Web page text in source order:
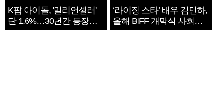
K팝 아이돌, '밀리언셀러'
단 1.6%…30년간 등장
1182개팀 전수조사
‘라이징 스타’ 배우 김민하,
올해 BIFF 개막식 사회자
확정